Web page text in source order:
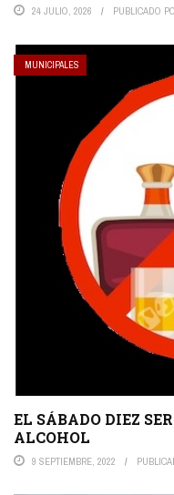
24 JULIO, 2026 PUBLICADO
MUNICIPALES
EL SÁBADO DIEZ
ALCOHOL
9 SEPTIEMBRE, 2022